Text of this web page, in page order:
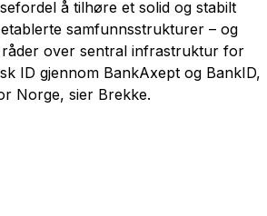
å tilhøre et solid og stabilt
samfunnsstrukturer – og
råder over sentral infrastruktur for
ID gjennom BankAxept og BankID,
Norge, sier Brekke.